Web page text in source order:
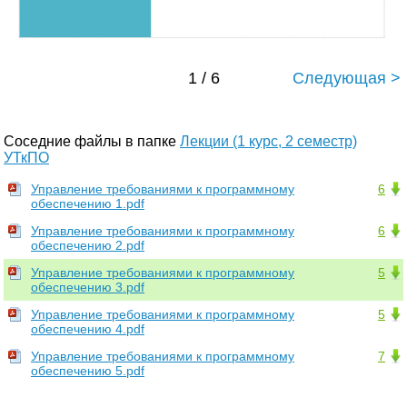
1 / 6 Следующая >
Соседние файлы в папке Лекции (1 курс, 2 семестр)
УТкПО
6
Управление требованиями к программному
обеспечению 1.pdf
6
Управление требованиями к программному
обеспечению 2.pdf
5
Управление требованиями к программному
обеспечению 3.pdf
5
Управление требованиями к программному
обеспечению 4.pdf
7
Управление требованиями к программному
обеспечению 5.pdf